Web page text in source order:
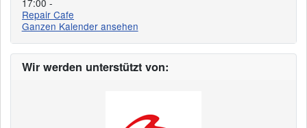
17:00 -
Repair Cafe
Ganzen Kalender ansehen
Wir werden unterstützt von: